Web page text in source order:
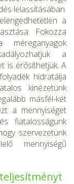
lelassításában.
a
Fo­kozza
a
is erősíthetjük. A
hidratálja
kinézetünk
másfél-két
a mennyiséget
fiatalosságunk
szervezetünk
mennyiségű